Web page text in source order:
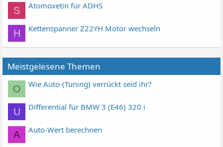
S Atomoxetin für ADHS
H Kettenspanner Z22YH Motor wechseln
Meistgelesene Themen
O Wie Auto-(Tuning) verrückt seid ihr?
U Differential für BMW 3 (E46) 320 i
A Auto-Wert berechnen